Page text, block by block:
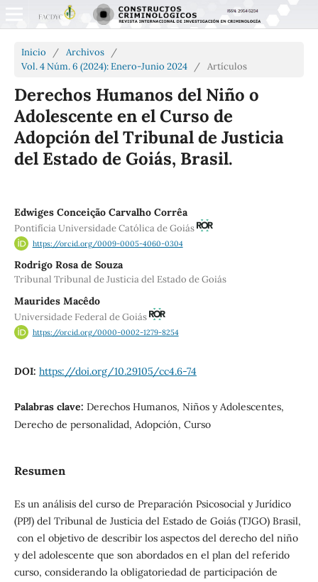
Inicio / Archivos
/
Vol. 4 Núm. 6 (2024): Enero-Junio 2024
/ Artículos
Derechos Humanos del Niño o
Adolescente en el Curso de
Adopción del Tribunal de Justicia
del Estado de Goiás, Brasil.
Edwiges Conceição Carvalho Corrêa
Pontifícia Universidade Católica de Goiás
https://orcid.org/0009-0005-4060-0304
Rodrigo Rosa de Souza
Tribunal Tribunal de Justicia del Estado de Goiás
Maurides Macêdo
Universidade Federal de Goiás
https://orcid.org/0000-0002-1279-8254
DOI: https://doi.org/10.29105/cc4.6-74
Palabras clave: Derechos Humanos, Niños y Adolescentes,
Derecho de personalidad, Adopción, Curso
Resumen
Es un análisis del curso de Preparación Psicosocial y Jurídico
(PPJ) del Tribunal de Justicia del Estado de Goiás (TJGO) Brasil,
con el objetivo de describir los aspectos del derecho del niño
y del adolescente que son abordados en el plan del referido
curso, considerando la obligatoriedad de participación de